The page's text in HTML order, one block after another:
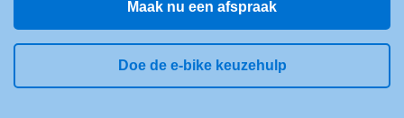
Maak nu een afspraak
Doe de e-bike keuzehulp